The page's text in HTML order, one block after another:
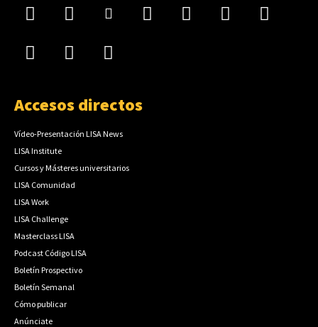
Accesos directos
Vídeo-Presentación LISA News
LISA Institute
Cursos y Másteres universitarios
LISA Comunidad
LISA Work
LISA Challenge
Masterclass LISA
Podcast Código LISA
Boletín Prospectivo
Boletín Semanal
Cómo publicar
Anúnciate